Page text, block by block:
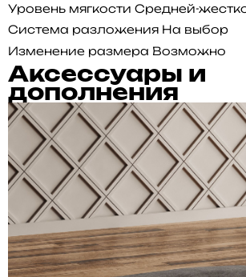
Уровень мягкости Средней-
Система разложения На выбор
Изменение размера Возможно
Аксессуары и
дополнения